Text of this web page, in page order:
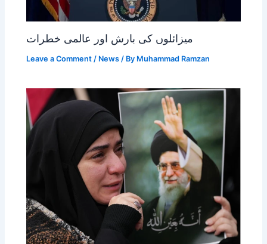
میزائلوں کی بارش اور عالمی خطرات
Leave a Comment / News / By Muhammad Ramzan